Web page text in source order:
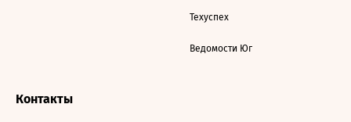
Техуспех
Ведомости Юг
Контакты